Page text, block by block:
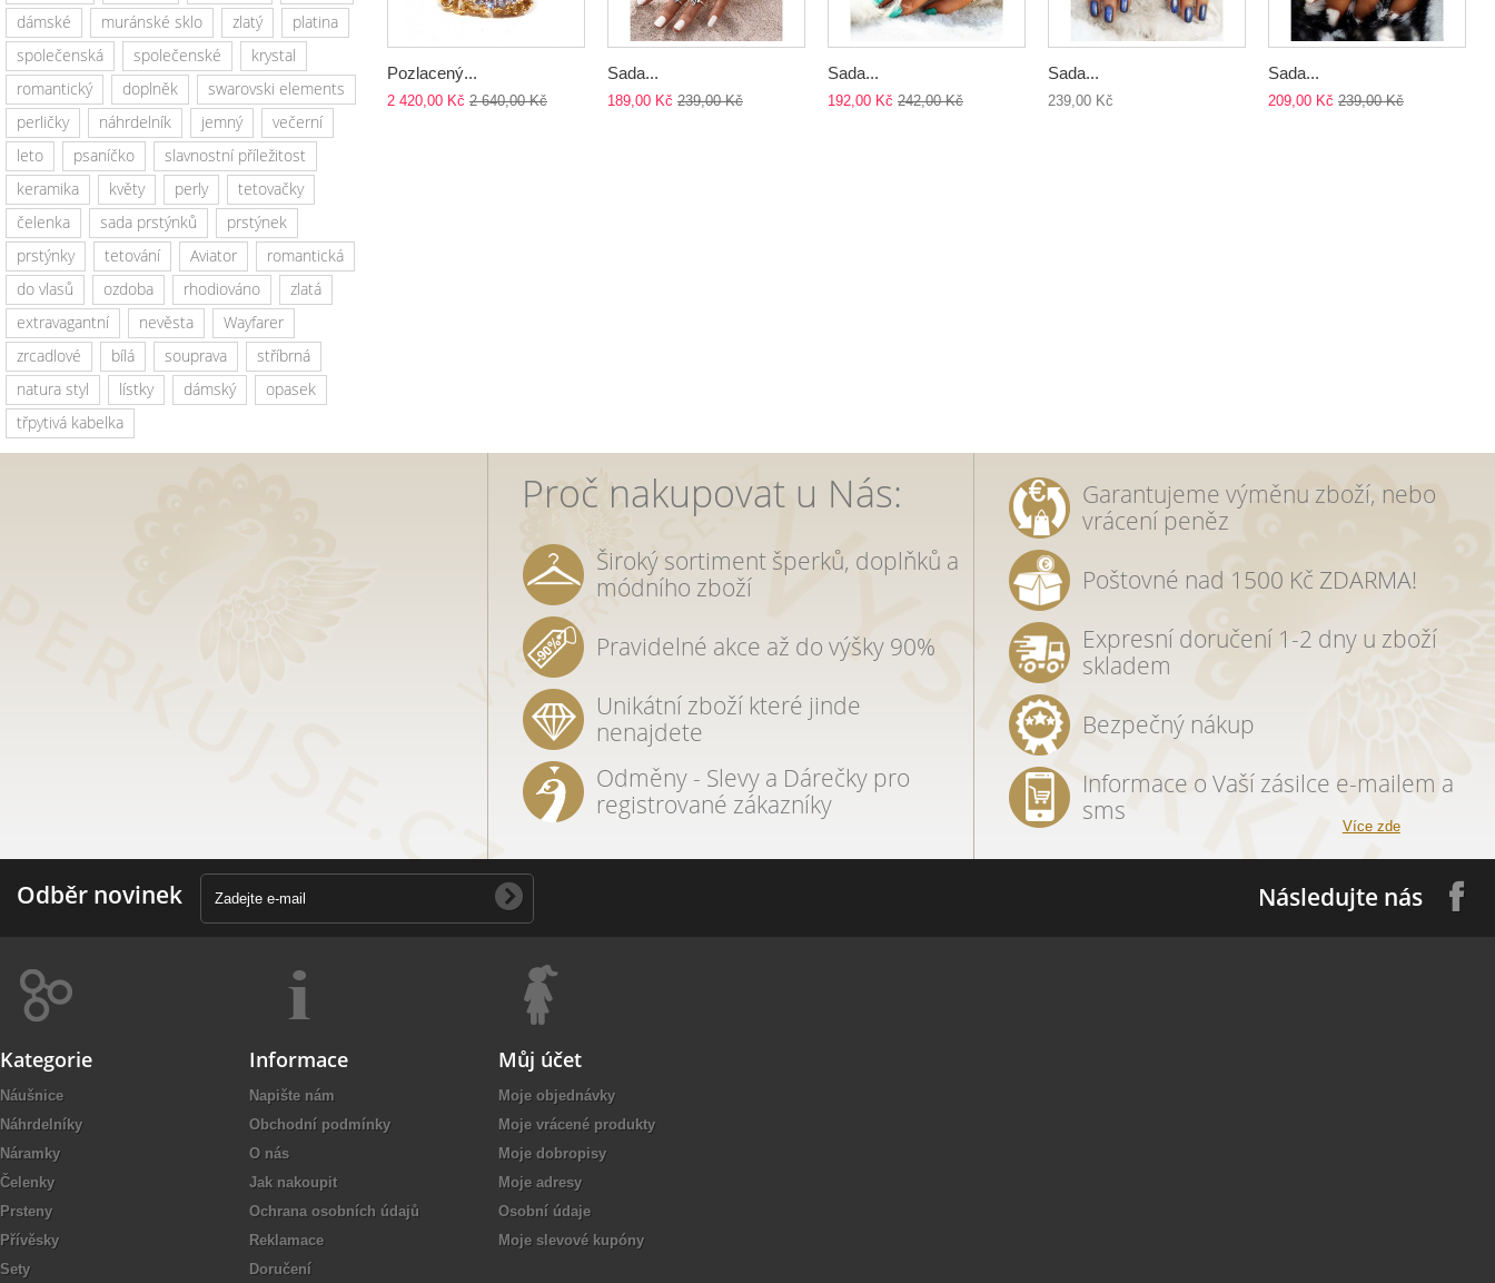
dámské
muránské sklo zlatý
platina
společenská
společenské
krystal
romantický
doplněk
swarovski elements
perličky
náhrdelník jemný
večerní
leto
psaníčko
slavnostní příležitost
keramika
květy perly
tetovačky
čelenka
sada prstýnků
prstýnek
prstýnky
tetování Aviator
romantická
do vlasů
ozdoba rhodiováno
zlatá
extravagantní
nevěsta
Wayfarer
zrcadlové
bílá souprava
stříbrná
natura styl
lístky dámský
opasek
třpytivá kabelka
Pozlacený...
2 420,00 Kč 2 640,00 Kč
Sada...
189,00 Kč 239,00 Kč
Sada...
192,00 Kč 242,00 Kč
Sada...
239,00 Kč
Sada...
209,00 Kč 239,00 Kč
Proč nakupovat u Nás:
Široký sortiment šperků, doplňků a
módního zboží
Pravidelné akce až do výšky 90%
Unikátní zboží které jinde
nenajdete
Odměny - Slevy a Dárečky pro
registrované zákazníky
Garantujeme výměnu zboží, nebo
vrácení peněz
Poštovné nad 1500 Kč ZDARMA!
Expresní doručení 1-2 dny u zboží
skladem
Bezpečný nákup
Informace o Vaší zásilce e-mailem a
sms
Více zde
Odběr novinek Následujte nás
Kategorie
Náušnice
Náhrdelníky
Náramky
Čelenky
Prsteny
Přívěsky
Sety
Informace
Napište nám
Obchodní podmínky
O nás
Jak nakoupit
Ochrana osobních údajů
Reklamace
Doručení
Můj účet
Moje objednávky
Moje vrácené produkty
Moje dobropisy
Moje adresy
Osobní údaje
Moje slevové kupóny